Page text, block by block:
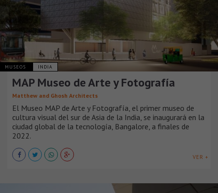
MUSEOS INDIA
MAP Museo de Arte y Fotografía
Matthew and Ghosh Architects
El Museo MAP de Arte y Fotografía, el primer museo de
cultura visual del sur de Asia de la India, se inaugurará en la
ciudad global de la tecnología, Bangalore, a finales de
2022.
VER +